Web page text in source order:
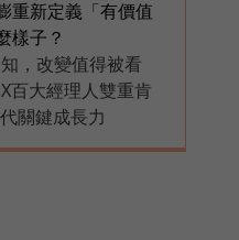
重新定義「有價值
樣子？
，改變值得被看
百大經理人雙重肯
關鍵成長力